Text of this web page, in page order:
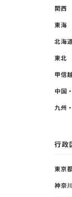
関西
東海
北海
東北
甲信
中国
九州
行政
東京
神奈